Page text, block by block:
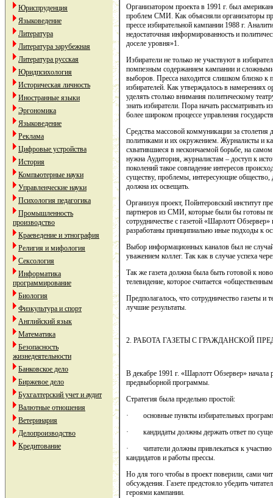
Юриспруденция
Языковедение
Литература
Литература зарубежная
Литература русская
Юридпсихология
Историческая личность
Иностранные языки
Эргономика
Языковедение
Реклама
Цифровые устройства
История
Компьютерные науки
Управленческие науки
Психология педагогика
Промышленность
производство
Краеведение и этнография
Религия и мифология
Сексология
Информатика
программирование
Биология
Физкультура и спорт
Английский язык
Математика
Безопасность
жизнедеятельности
Банковское дело
Биржевое дело
Бухгалтерский учет и аудит
Валютные отношения
Ветеринария
Делопроизводство
Кредитование
Организатором проекта в 1991 г. был
проблем СМИ. Как объясняли организаторы
прессе избирательной кампании 1988 г.
недостаточная информированность и
доселе уровня»1.
Избиратели не только не участвуют в
помпезным содержанием кампании и
выборов. Пресса находится слишком близко к
избирателей. Как утверждалось в намерениях
уделять столько внимания политическому
знать избиратели. Пора начать
более широком процессе управления
Средства массовой коммуникации за
политиками и их окружением. Журналисты и
схватившиеся в нескончаемой борьбе, на
нужна Аудитория, журналистам – доступ к
поколений такое совпадение интересов
существу, проблемы, интересующие
должна их освещать.
Организуя проект, Пойнтеровский институт
партнеров из СМИ, которые были бы готовы
сотрудничестве с газетой «Шарлотт
разработаны принципиально иные подходы к
Выбор информационных каналов был не
уважением коллег. Так как в случае успеха
Так же газета должна была быть готовой к
телевидение, которое считается
Предполагалось, что сотрудничество газеты и
лучшие результаты.
2. РАБОТА ГАЗЕТЫ С ГРАЖДАНСКОЙ
В декабре 1991 г. «Шарлотт Обзервер»
предвыборной программы.
Стратегия была предельно простой:
· основные пункты избирательных
· кандидаты должны держать ответ по
· читатели должны привлекаться к участию
кандидатов и работы прессы.
Но для того чтобы в проект поверили, сами
обсуждения. Газете предстояло убедить
героями кампании.